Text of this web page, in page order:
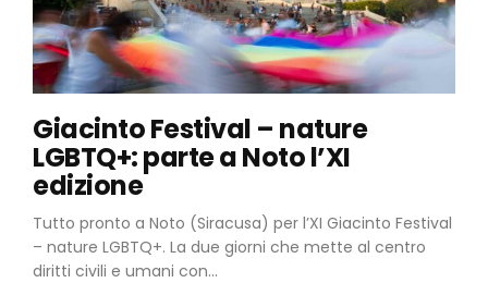
Giacinto Festival – nature
LGBTQ+: parte a Noto l’XI
edizione
Tutto pronto a Noto (Siracusa) per l’XI Giacinto Festival
– nature LGBTQ+. La due giorni che mette al centro
diritti civili e umani con...